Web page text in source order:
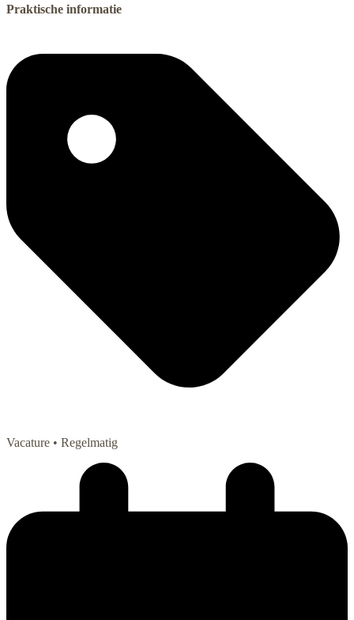
Praktische informatie
Vacature • Regelmatig